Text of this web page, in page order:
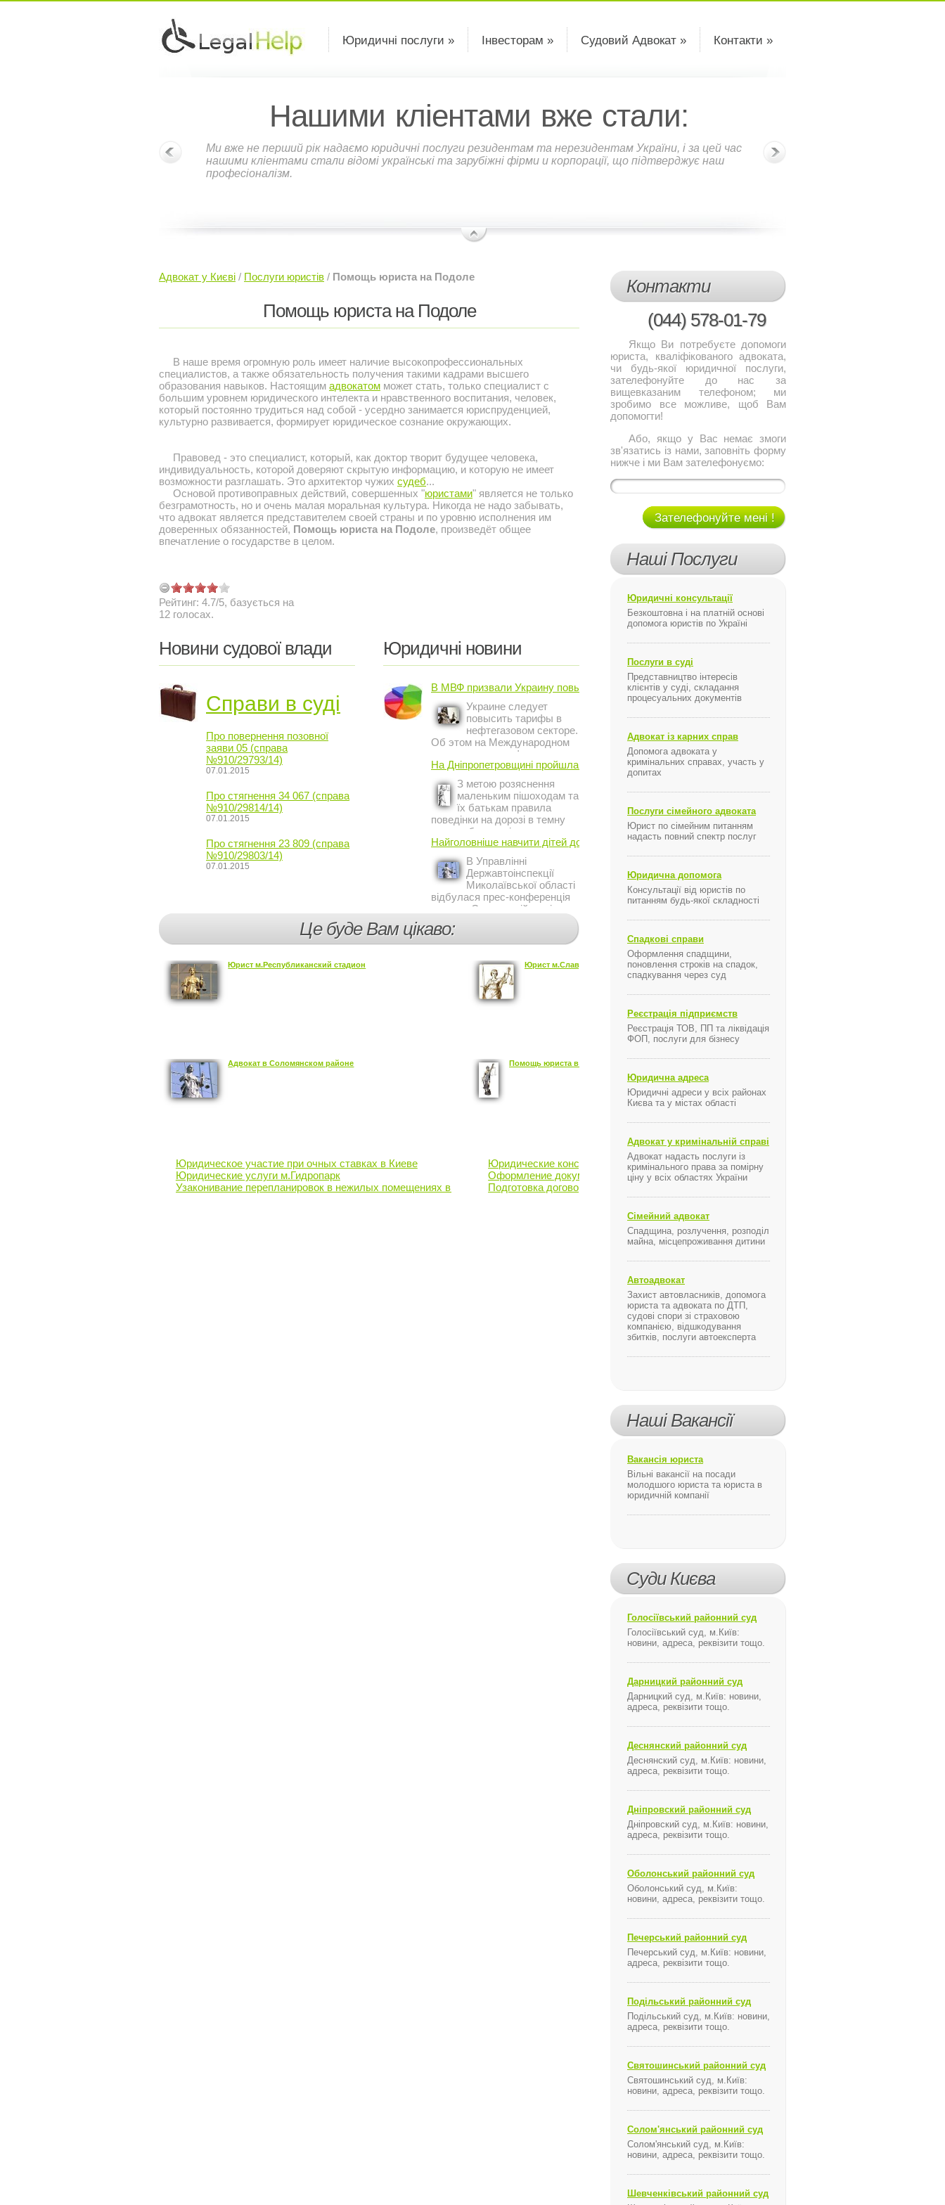
Юридичні послуги » Інвесторам » Судовий Адвокат » Контакти »
Нашими кліентами вже стали:
Ми вже не перший рік надаємо юридичні послуги резидентам та нерезидентам України, і за цей час
нашими кліентами стали відомі українські та зарубіжні фірми и корпорації, що підтверджує наш
професіоналізм.
Адвокат у Києві / Послуги юристів / Помощь юриста на Подоле
Помощь юриста на Подоле
В наше время огромную роль имеет наличие высокопрофессиональных
специалистов, а также обязательность получения такими кадрами высшего
образования навыков. Настоящим адвокатом может стать, только специалист с
большим уровнем юридического интелекта и нравственного воспитания, человек,
который постоянно трудиться над собой - усердно занимается юриспруденцией,
культурно развивается, формирует юридическое сознание окружающих.
Правовед - это специалист, который, как доктор творит будущее человека,
индивидуальность, которой доверяют скрытую информацию, и которую не имеет
возможности разглашать. Это архитектор чужих судеб...
Основой противоправных действий, совершенных "юристами" является не только
безграмотность, но и очень малая моральная культура. Никогда не надо забывать,
что адвокат является представителем своей страны и по уровню исполнения им
доверенных обязанностей, Помощь юриста на Подоле, произведёт общее
впечатление о государстве в целом.
Рейтинг: 4.7/5, базується на
12 голосах.
Новини судової влади
Справи в суді
Про повернення позовної
заяви 05 (справа
№910/29793/14)
07.01.2015
Про стягнення 34 067 (справа
№910/29814/14)
07.01.2015
Про стягнення 23 809 (справа
№910/29803/14)
07.01.2015
Юридичні новини
В МВФ призвали Украину повысить ...
Украине следует
повысить тарифы в
нефтегазовом секторе.
Об этом на Международном
инвестиционном форуме в
Киеве заявил постоянный
представитель МВФ на
Украине Жером Ваше.
На Дніпропетровщині пройшла акція ...
З метою розяснення
маленьким пішоходам та
їх батькам правила
поведінки на дорозі в темну
пору доби, працівники сектору
профілактичної роботи відділу
ДАІ з обслуговування міста
Кривий Ріг провели ...
Найголовніше навчити дітей дотримуватися ...
В Управлінні
Державтоінспекції
Миколаївської області
відбулася прес-конференція
на тему Стан аварійності за
пішоходів.
Це буде Вам цікаво:
Юрист м.Республиканский стадион
Адвокат в Соломянском районе
Юридическое участие при очных ставках в Киеве
Юридические услуги м.Гидропарк
Узаконивание перепланировок в нежилых помещениях в Киеве
Юрист м.Славутич
Помощь юриста в Подольском районе
Юридические консультации м.Дружбы народов
Оформление документов на право собственности на земельные участки в Киеве
Подготовка договора дарения в Киеве
Контакти
(044) 578-01-79
Якщо Ви потребуєте допомоги
юриста, кваліфікованого адвоката,
чи будь-якої юридичної послуги,
зателефонуйте до нас за
вищевказаним телефоном; ми
зробимо все можливе, щоб Вам
допомогти!
Або, якщо у Вас немає змоги
зв'язатись із нами, заповніть форму
нижче і ми Вам зателефонуємо:
Зателефонуйте мені !
Наші Послуги
Юридичні консультації
Безкоштовна і на платній основі
допомога юристів по Україні
Послуги в суді
Представництво інтересів
клієнтів у суді, складання
процесуальних документів
Адвокат із карних справ
Допомога адвоката у
кримінальних справах, участь у
допитах
Послуги сімейного адвоката
Юрист по сімейним питанням
надасть повний спектр послуг
Юридична допомога
Консультації від юристів по
питанням будь-якої складності
Спадкові справи
Оформлення спадщини,
поновлення строків на спадок,
спадкування через суд
Реєстрація підприємств
Реєстрація ТОВ, ПП та ліквідація
ФОП, послуги для бізнесу
Юридична адреса
Юридичні адреси у всіх районах
Києва та у містах області
Адвокат у кримінальній справі
Адвокат надасть послуги із
кримінального права за помірну
ціну у всіх областях України
Сімейний адвокат
Спадщина, розлучення, розподіл
майна, місцепроживання дитини
Автоадвокат
Захист автовласників, допомога
юриста та адвоката по ДТП,
судові спори зі страховою
компанією, відшкодування
збитків, послуги автоексперта
Наші Вакансії
Вакансія юриста
Вільні вакансії на посади
молодшого юриста та юриста в
юридичній компанії
Суди Києва
Голосіївський районний суд
Голосіївський суд, м.Київ:
новини, адреса, реквізити тощо.
Дарницкий районний суд
Дарницкий суд, м.Київ: новини,
адреса, реквізити тощо.
Деснянский районний суд
Деснянский суд, м.Київ: новини,
адреса, реквізити тощо.
Дніпровский районний суд
Дніпровский суд, м.Київ: новини,
адреса, реквізити тощо.
Оболонський районний суд
Оболонський суд, м.Київ:
новини, адреса, реквізити тощо.
Печерський районний суд
Печерський суд, м.Київ: новини,
адреса, реквізити тощо.
Подільський районний суд
Подільський суд, м.Київ: новини,
адреса, реквізити тощо.
Святошинський районний суд
Святошинський суд, м.Київ:
новини, адреса, реквізити тощо.
Солом'янський районний суд
Солом'янський суд, м.Київ:
новини, адреса, реквізити тощо.
Шевченківський районний суд